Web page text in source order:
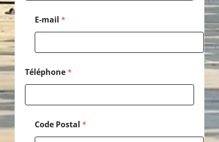
E-mail *
h
o
n
e
*
E
-
m
i
l
Téléphone*
Code Postal *